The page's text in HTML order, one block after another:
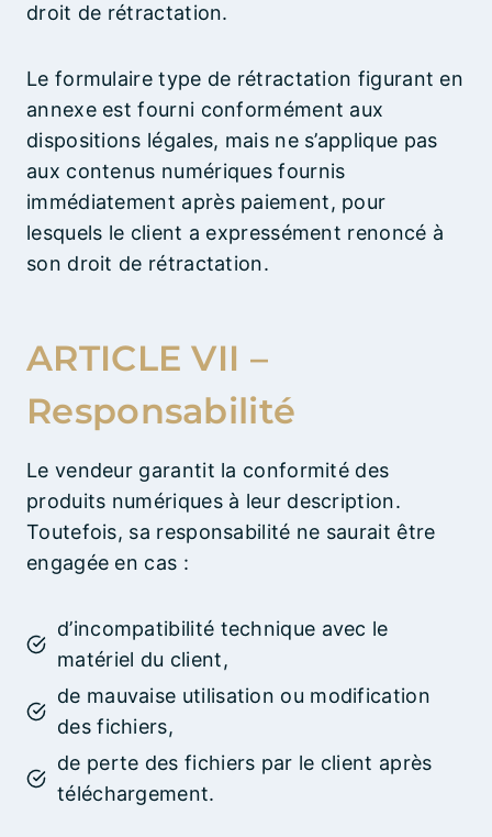
droit de rétractation.
Le formulaire type de rétractation figurant en
annexe est fourni conformément aux
dispositions légales, mais ne s’applique pas
aux contenus numériques fournis
immédiatement après paiement, pour
lesquels le client a expressément renoncé à
son droit de rétractation.
ARTICLE VII –
Responsabilité
Le vendeur garantit la conformité des
produits numériques à leur description.
Toutefois, sa responsabilité ne saurait être
engagée en cas :
d’incompatibilité technique avec le
matériel du client,
de mauvaise utilisation ou modification
des fichiers,
de perte des fichiers par le client après
téléchargement.